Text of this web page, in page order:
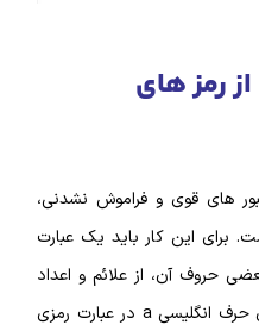
رمز‌ های
های قوی و فراموش نشدنی،
برای این کار باید یک عبارت
حروف آن، از علائم و اعداد
انگلیسی استفاده کنیم. مثلاً به جای حرف انگلیسی a در عبارت رمزی